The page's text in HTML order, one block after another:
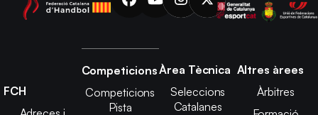
FCH
Competicions
Competicions
Pista
Àrea Tècnica
Seleccions
Catalanes
Altres àrees
Àrbitres